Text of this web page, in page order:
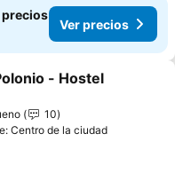
precios
Ver precios
a favoritos
- Hostel
10
Centro de la ciudad